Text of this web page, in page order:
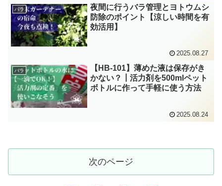
バラ
夜間に行うバラ管理とヨトウムシ
防除のポイント【涼しい時間を有
効活用】
2025.08.27
バラ
【HB-101】薄めた液は保存がき
かない？┃活力剤を500mlペット
ボトルに作って手軽に使う方法
2025.08.24
次のページ